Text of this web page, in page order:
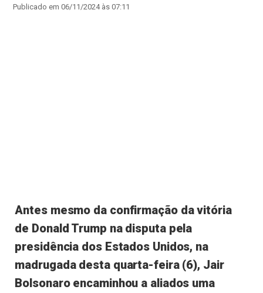
Publicado em 06/11/2024 às 07:11
Antes mesmo da confirmação da vitória
de Donald Trump na disputa pela
presidência dos Estados Unidos, na
madrugada desta quarta-feira (6), Jair
Bolsonaro encaminhou a aliados uma